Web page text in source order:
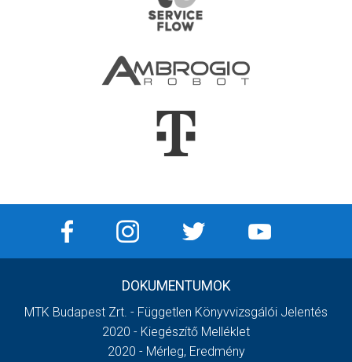
DOKUMENTUMOK
MTK Budapest Zrt. - Független Könyvvizsgálói Jelentés
2020 - Kiegészítő Melléklet
2020 - Mérleg, Eredmény